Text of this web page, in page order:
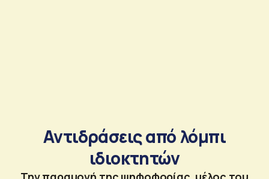
Αντιδράσεις από λόμπι
ιδιοκτητών